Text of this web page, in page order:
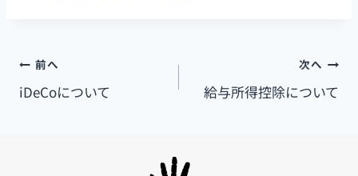
前へ
iDeCoについて
次へ
給与所得控除について